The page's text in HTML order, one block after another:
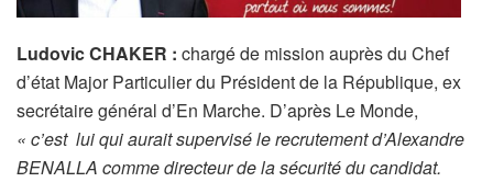
Ludovic CHAKER : chargé de mission auprès du Chef
d’état Major Particulier du Président de la République, ex
secrétaire général d’En Marche. D’après Le Monde,
« c’est lui qui aurait supervisé le recrutement d’Alexandre
BENALLA comme directeur de la sécurité du candidat.